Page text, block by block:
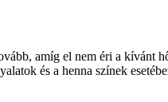
amíg el nem éri a kívánt
és a henna színek